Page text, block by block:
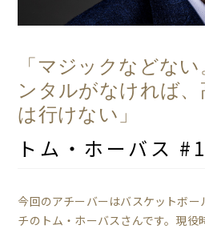
「マジックなどな
ンタルがなければ
は行けない」
トム・ホーバス #1
今回のアチーバーはバスケットボ
チのトム・ホーバスさんです。現役